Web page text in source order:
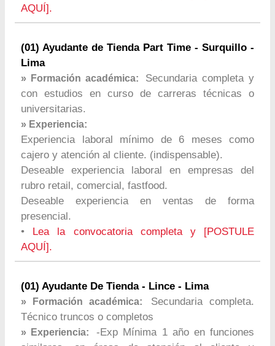
AQUÍ].
(01) Ayudante de Tienda Part Time - Surquillo -
Lima
» Formación académica:
Secundaria completa y
con estudios en curso de carreras técnicas o
universitarias.
» Experiencia:
Experiencia laboral mínimo de 6 meses como
cajero y atención al cliente. (indispensable).
Deseable experiencia laboral en empresas del
rubro retail, comercial, fastfood.
Deseable experiencia en ventas de forma
presencial.
•
Lea la convocatoria completa y [POSTULE
AQUÍ].
(01) Ayudante De Tienda - Lince - Lima
» Formación académica:
Secundaria completa.
Técnico truncos o completos
» Experiencia:
-Exp Mínima 1 año en funciones